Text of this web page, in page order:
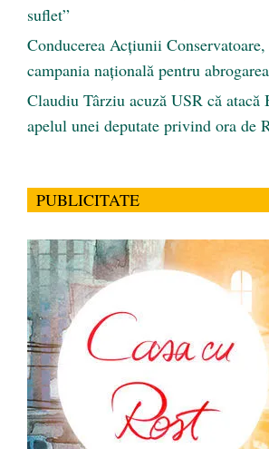
suflet”
Conducerea Acțiunii
campania națională pentru
Claudiu Târziu acuză USR că atacă
apelul unei deputate privind ora de
PUBLICITATE